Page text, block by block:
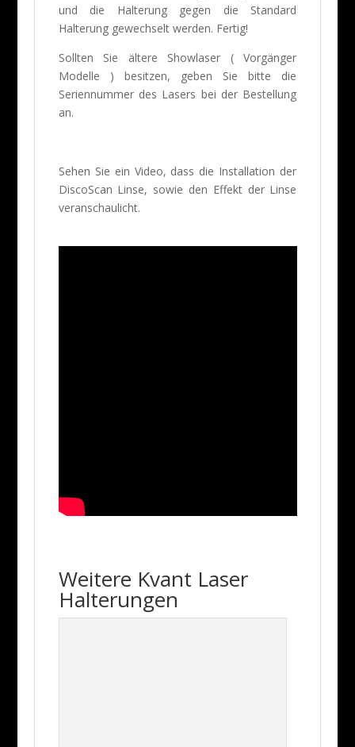
und die Halterung gegen die Standard
Halterung gewechselt werden. Fertig!
Sollten Sie ältere Showlaser ( Vorgänger
Modelle ) besitzen, geben Sie bitte die
Seriennummer des Lasers bei der Bestellung
an.
Sehen Sie ein Video, dass die Installation der
DiscoScan Linse, sowie den Effekt der Linse
veranschaulicht.
Weitere Kvant Laser
Halterungen